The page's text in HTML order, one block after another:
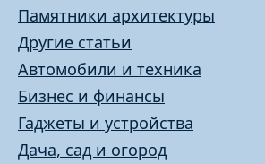
Памятники архитектуры
Другие статьи
Автомобили и техника
Бизнес и финансы
Гаджеты и устройства
Дача, сад и огород